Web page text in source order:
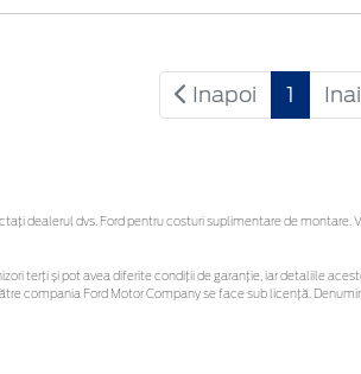
Inapoi 1
dealerul dvs. Ford pentru costuri suplimentare de
terți și pot avea diferite condiții de garanție, iar detaliile
compania Ford Motor Company se face sub licență.